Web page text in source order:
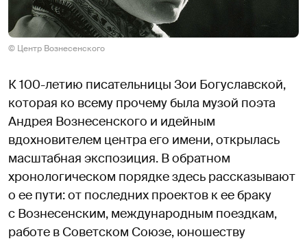
© Центр Вознесенского
К 100-летию писательницы Зои Богуславской,
которая ко всему прочему была музой поэта
Андрея Вознесенского и идейным
вдохновителем центра его имени, открылась
масштабная экспозиция. В обратном
хронологическом порядке здесь рассказывают
о ее пути: от последних проектов к ее браку
с Вознесенским, международным поездкам,
работе в Советском Союзе, юношеству